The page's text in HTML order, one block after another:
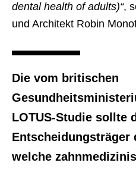
dental health of adults)“,
und Architekt Robin
Die vom britischen
LOTUS-Studie sollte
Entscheidungsträger
welche